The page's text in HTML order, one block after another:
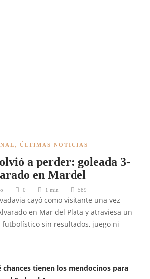
, ÚLTIMAS NOTICIAS
a perder: goleada 3-
en Mardel
0 1 min 589
cayó como visitante una vez
en Mar del Plata y atraviesa un
futbolístico sin resultados, juego ni
chances tienen los mendocinos para